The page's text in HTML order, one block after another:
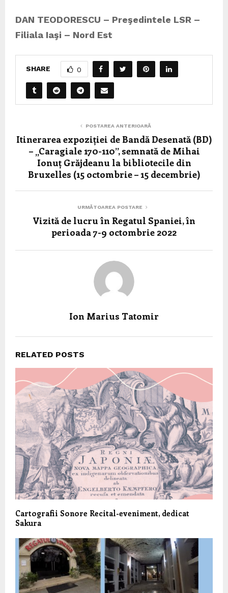
DAN TEODORESCU – Preşedintele LSR –
Filiala Iaşi – Nord Est
SHARE 0
POSTAREA ANTERIOARĂ
Itinerarea expoziției de Bandă Desenată (BD)
– „Caragiale 170-110”, semnată de Mihai
Ionuț Grăjdeanu la bibliotecile din
Bruxelles (15 octombrie – 15 decembrie)
URMĂTOAREA POSTARE
Vizită de lucru în Regatul Spaniei, în
perioada 7-9 octombrie 2022
Ion Marius Tatomir
RELATED POSTS
Cartografii Sonore Recital-eveniment, dedicat
Sakura